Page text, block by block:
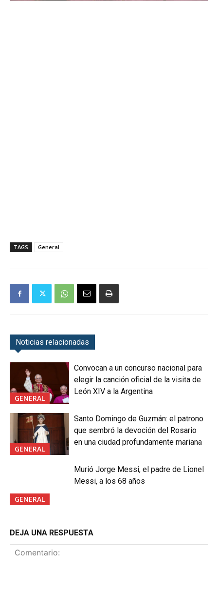
TAGS General
Noticias relacionadas
GENERAL
Convocan a un concurso nacional para
elegir la canción oficial de la visita de
León XIV a la Argentina
GENERAL
Santo Domingo de Guzmán: el patrono
que sembró la devoción del Rosario
en una ciudad profundamente mariana
GENERAL
Murió Jorge Messi, el padre de Lionel
Messi, a los 68 años
DEJA UNA RESPUESTA